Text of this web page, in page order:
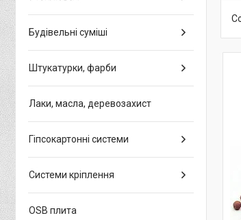
Будівельні суміші
Штукатурки, фарби
Лаки, масла, деревозахист
Гіпсокартонні системи
Системи кріплення
OSB плита